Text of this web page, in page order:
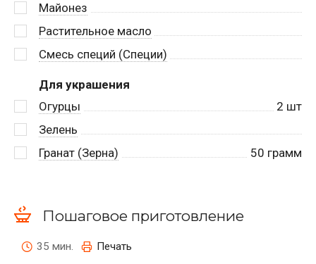
Майонез
Растительное масло
Смесь специй (Специи)
Для украшения
Огурцы
2 шт
Зелень
Гранат (Зерна)
50 грамм
Пошаговое приготовление
35 мин. Печать